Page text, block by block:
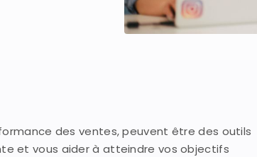
des ventes, peuvent être des outils
et vous aider à atteindre vos objectifs